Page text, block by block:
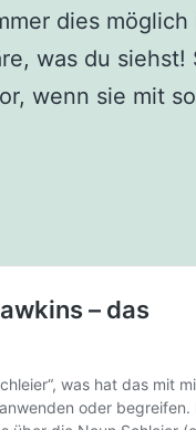
dies möglich
was du siehst!
wenn sie mit